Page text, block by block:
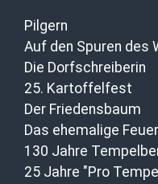
Pilgern
Auf den Spuren des
Die Dorfschreiberin
25. Kartoffelfest
Der Friedensbaum
Das ehemalige
130 Jahre
25 Jahre "Pro